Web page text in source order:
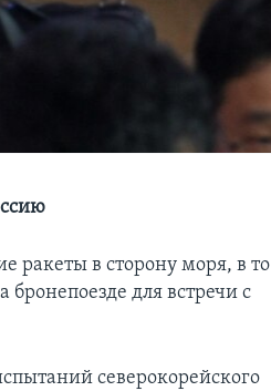
ракеты в сторону моря, в то
для встречи с
северокорейского